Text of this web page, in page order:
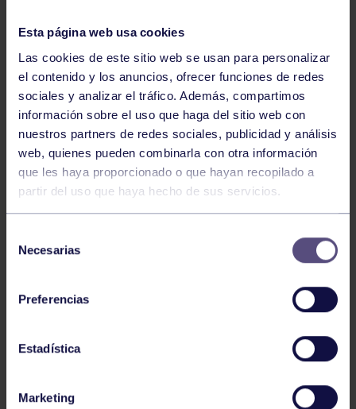
Esta página web usa cookies
Las cookies de este sitio web se usan para personalizar
el contenido y los anuncios, ofrecer funciones de redes
sociales y analizar el tráfico. Además, compartimos
información sobre el uso que haga del sitio web con
nuestros partners de redes sociales, publicidad y análisis
web, quienes pueden combinarla con otra información
que les haya proporcionado o que hayan recopilado a
partir del uso que haya hecho de sus servicios.
Necesarias
Preferencias
Estadística
Marketing
NOTICIAS RELACIONADAS
Tenis 05 Ago 2026
VII TORNEO ABANCA